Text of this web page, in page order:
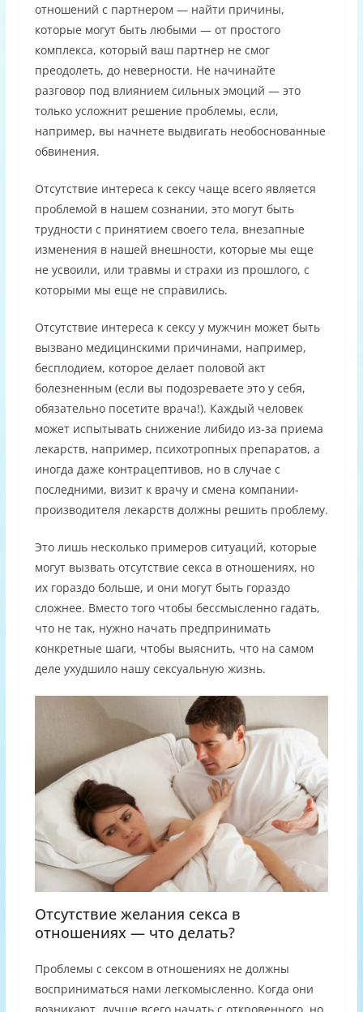
отношений с партнером — найти причины,
которые могут быть любыми — от простого
комплекса, который ваш партнер не смог
преодолеть, до неверности. Не начинайте
разговор под влиянием сильных эмоций — это
только усложнит решение проблемы, если,
например, вы начнете выдвигать необоснованные
обвинения.
Отсутствие интереса к сексу чаще всего является
проблемой в нашем сознании, это могут быть
трудности с принятием своего тела, внезапные
изменения в нашей внешности, которые мы еще
не усвоили, или травмы и страхи из прошлого, с
которыми мы еще не справились.
Отсутствие интереса к сексу у мужчин может быть
вызвано медицинскими причинами, например,
бесплодием, которое делает половой акт
болезненным (если вы подозреваете это у себя,
обязательно посетите врача!). Каждый человек
может испытывать снижение либидо из-за приема
лекарств, например, психотропных препаратов, а
иногда даже контрацептивов, но в случае с
последними, визит к врачу и смена компании-
производителя лекарств должны решить проблему.
Это лишь несколько примеров ситуаций, которые
могут вызвать отсутствие секса в отношениях, но
их гораздо больше, и они могут быть гораздо
сложнее. Вместо того чтобы бессмысленно гадать,
что не так, нужно начать предпринимать
конкретные шаги, чтобы выяснить, что на самом
деле ухудшило нашу сексуальную жизнь.
Отсутствие желания секса в
отношениях — что делать?
Проблемы с сексом в отношениях не должны
восприниматься нами легкомысленно. Когда они
возникают, лучше всего начать с откровенного, но